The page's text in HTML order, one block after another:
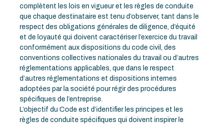
complètent les lois en vigueur et les règles de conduite
que chaque destinataire est tenu d’observer, tant dans le
respect des obligations générales de diligence, d’équité
et de loyauté qui doivent caractériser l’exercice du travail
conformément aux dispositions du code civil, des
conventions collectives nationales du travail ou d’autres
réglementations applicables, que dans le respect
d’autres réglementations et dispositions internes
adoptées par la société pour régir des procédures
spécifiques de l’entreprise.
L’objectif du Code est d’identifier les principes et les
règles de conduite spécifiques qui doivent inspirer le